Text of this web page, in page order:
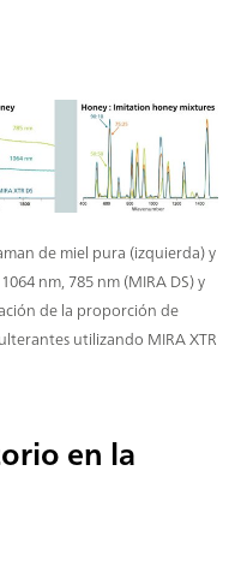
de miel pura (izquierda) y
nm, 785 nm (MIRA DS) y
de la proporción de
utilizando MIRA XTR
en la